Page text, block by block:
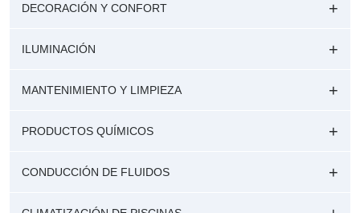
DECORACIÓN Y CONFORT
ILUMINACIÓN
MANTENIMIENTO Y LIMPIEZA
PRODUCTOS QUÍMICOS
CONDUCCIÓN DE FLUIDOS